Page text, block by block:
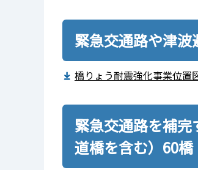
緊急交通路や津
橋りょう耐震強化事業位置
緊急交通路を補
道橋を含む）60橋